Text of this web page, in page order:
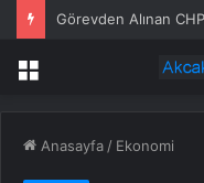
Menü
Anasayfa / Ekonomi